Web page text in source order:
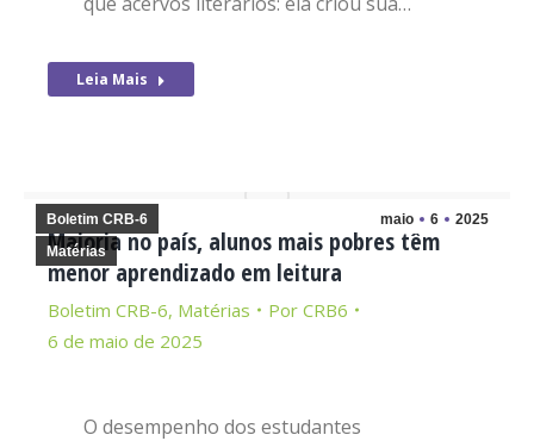
Leia Mais
maio 6 2025
Boletim CRB-6
Matérias
Maioria no país, alunos mais pobres têm
menor aprendizado em leitura
Boletim CRB-6, Matérias Por CRB6
6 de maio de 2025
O desempenho dos estudantes